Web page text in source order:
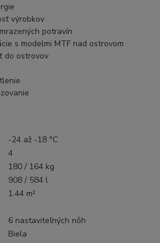
výrobkov
potravín
s modelmi MTF nad ostrovom
do ostrovov
-24 až -18 °C
4
180 / 164 kg
908 / 584 l
1.44 m²
6 nastaviteľných nôh
Biela